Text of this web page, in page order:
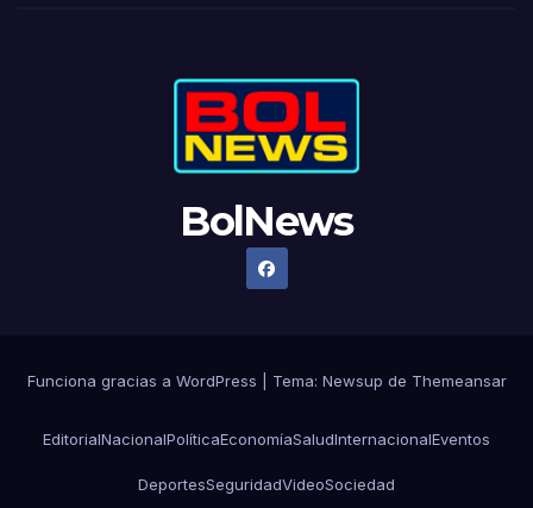
BolNews
Funciona gracias a WordPress Tema: Newsup de Themeansar
EditorialNacionalPolíticaEconomíaSaludInternacionalEventos
DeportesSeguridadVideoSociedad